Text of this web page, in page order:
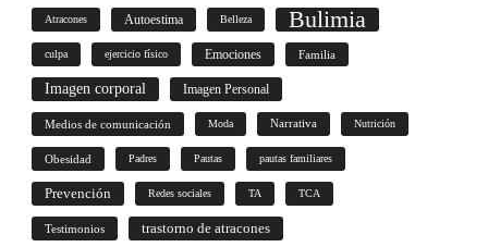
Atracones Autoestima Belleza Bulimia
culpa ejercicio físico Emociones Familia
Imagen corporal Imagen Personal
Medios de comunicación Moda Narrativa Nutrición
Obesidad Padres Pautas pautas familiares
Prevención Redes sociales TA TCA
Testimonios trastorno de atracones